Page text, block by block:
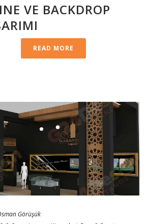
VE BACKDROP
READ MORE
Görüşük